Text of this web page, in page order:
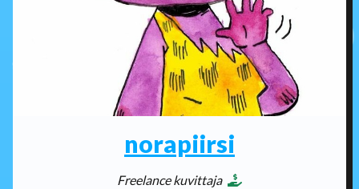
norapiirsi
Freelance kuvittaja